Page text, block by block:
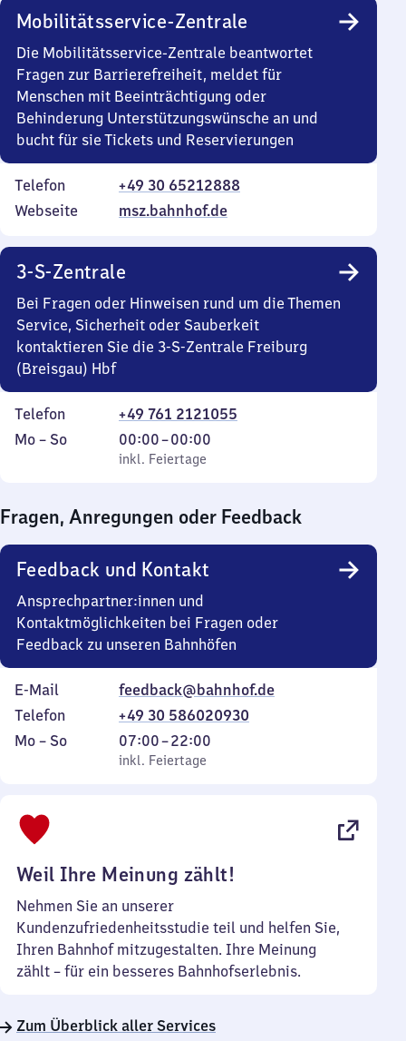
Mobilitätsservice-Zentrale
Die Mobilitätsservice-Zentrale beantwortet
Fragen zur Barrierefreiheit, meldet für
Menschen mit Beeinträchtigung oder
Behinderung Unterstützungswünsche an und
bucht für sie Tickets und Reservierungen
Telefon
+49 30 65212888
Webseite
msz.bahnhof.de
3-S-Zentrale
Bei Fragen oder Hinweisen rund um die Themen
Service, Sicherheit oder Sauberkeit
kontaktieren Sie die 3-S-Zentrale Freiburg
(Breisgau) Hbf
Telefon
+49 761 2121055
Montag
Mo – So,
inkl. Feiertage
00:00–00:00
Von
0
0
Uhr
inkl. Feiertage
Fragen, Anregungen oder Feedback
Feedback und Kontakt
Ansprechpartner:innen und
Kontaktmöglichkeiten bei Fragen oder
Feedback zu unseren Bahnhöfen
E-Mail
feedback@bahnhof.de
Telefon
+49 30 586020930
Montag
Mo – So,
inkl. Feiertage
07:00–22:00
Von
7
inkl. Feiertage
Weil Ihre Meinung zählt!
Nehmen Sie an unserer
Kundenzufriedenheitsstudie teil und helfen Sie,
Ihren Bahnhof mitzugestalten. Ihre Meinung
zählt – für ein besseres Bahnhofserlebnis.
Zum Überblick aller Services